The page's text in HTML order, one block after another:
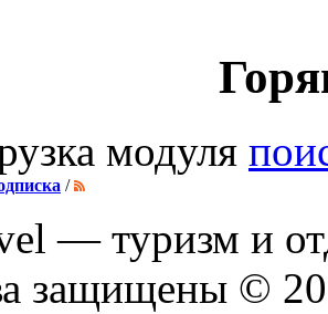
модуля
/
— туризм и
защищены ©